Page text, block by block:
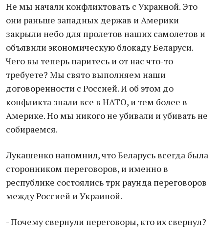
Не мы начали конфликтовать с Украиной. Это
они раньше западных держав и Америки
закрыли небо для пролетов наших самолетов и
объявили экономическую блокаду Беларуси.
Чего вы теперь паритесь и от нас что-то
требуете? Мы свято выполняем наши
договоренности с Россией. И об этом до
конфликта знали все в НАТО, и тем более в
Америке. Но мы никого не убивали и убивать не
собираемся.
Лукашенко напомнил, что Беларусь всегда была
сторонником переговоров, и именно в
республике состоялись три раунда переговоров
между Россией и Украиной.
- Почему свернули переговоры, кто их свернул?